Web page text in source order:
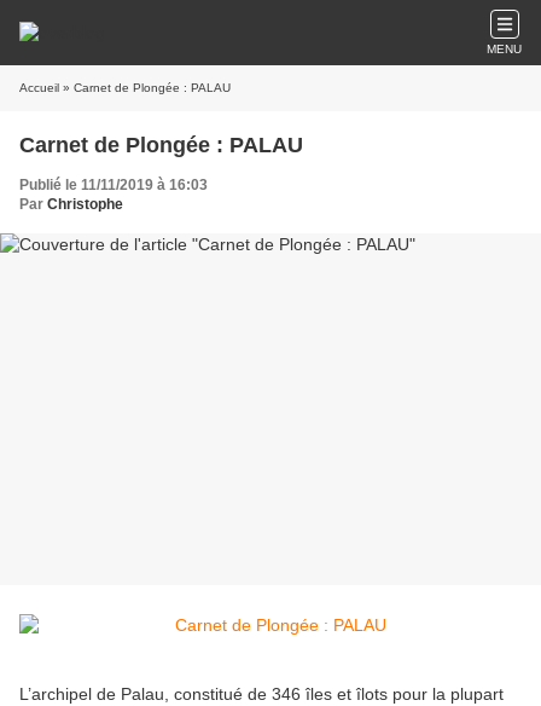
MENU
Accueil » Carnet de Plongée : PALAU
Carnet de Plongée : PALAU
Publié le 11/11/2019 à 16:03
Par Christophe
L’archipel de Palau, constitué de 346 îles et îlots pour la plupart